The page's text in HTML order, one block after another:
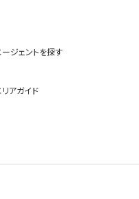
報について）、並びに人材採用活動
イト（当社又はKWライセンサーか
め（株主、新株予約権者等の個人情
する取引の実績について、個人を識
め
た第三者は、当社サービスに関連す
ジェントを探す
アガイド